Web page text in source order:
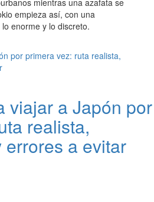
mientras una azafata se
empieza así, con una
enorme y lo discreto.
viajar a Japón por
realista,
a evitar